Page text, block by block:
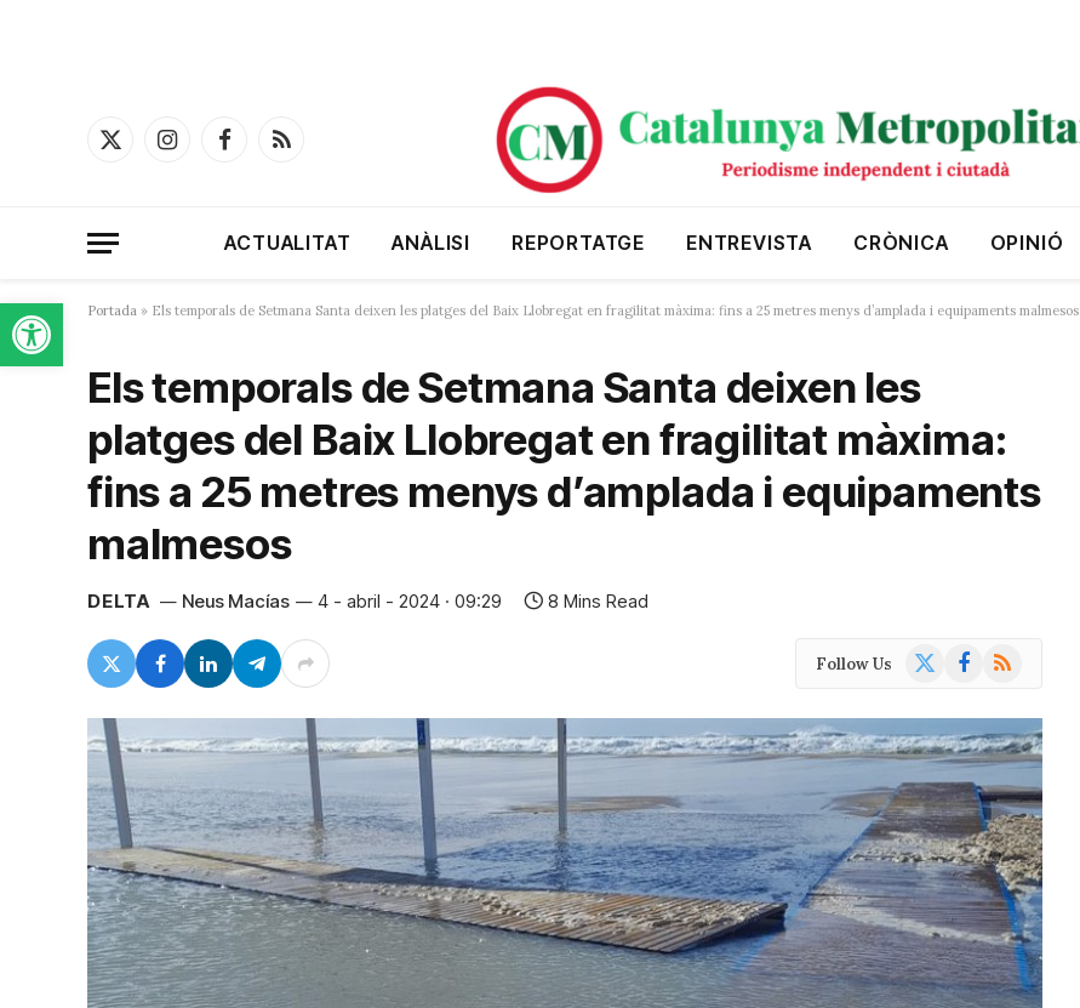
Obre la barra d'eines
X
InstagramFacebookRSS
ACTUALITAT ANÀLISI REPORTATGE ENTREVISTA CRÒNICA OPINIÓ
Portada » Els temporals de Setmana Santa deixen les platges del Baix Llobregat en fragilitat màxima: fins a 25 metres menys d’amplada i equipaments malmesos
Els temporals de Setmana Santa deixen les
platges del Baix Llobregat en fragilitat màxima:
fins a 25 metres menys d’amplada i equipaments
malmesos
DELTA Neus Macías 4 - abril - 2024 · 09:29 8 Mins Read
Follow Us Facebook
RSS